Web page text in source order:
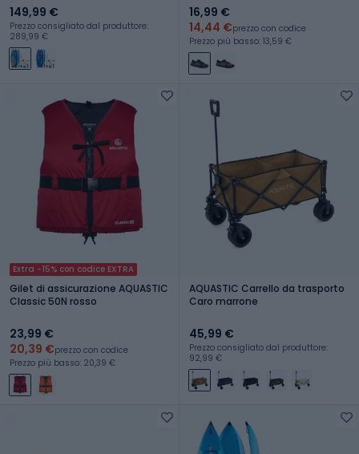
149,99 €
Prezzo consigliato dal produttore:
289,99 €
16,99 €
14,44 €prezzo con codice
Prezzo più basso: 13,59 €
Extra -15% con codice EXTRA
Gilet di assicurazione AQUASTIC
Classic 50N rosso
23,99 €
20,39 €prezzo con codice
Prezzo più basso: 20,39 €
AQUASTIC Carrello da trasporto
Caro marrone
45,99 €
Prezzo consigliato dal produttore:
92,99 €